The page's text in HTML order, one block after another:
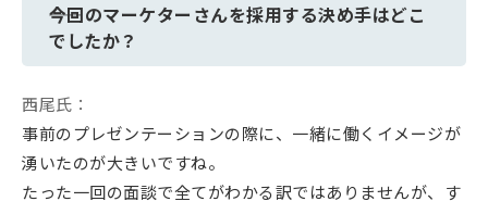
――今回のマーケターさんを採用する決め手はどこ
でしたか？
西尾氏：
事前のプレゼンテーションの際に、一緒に働くイメージが
湧いたのが大きいですね。
たった一回の面談で全てがわかる訳ではありませんが、す